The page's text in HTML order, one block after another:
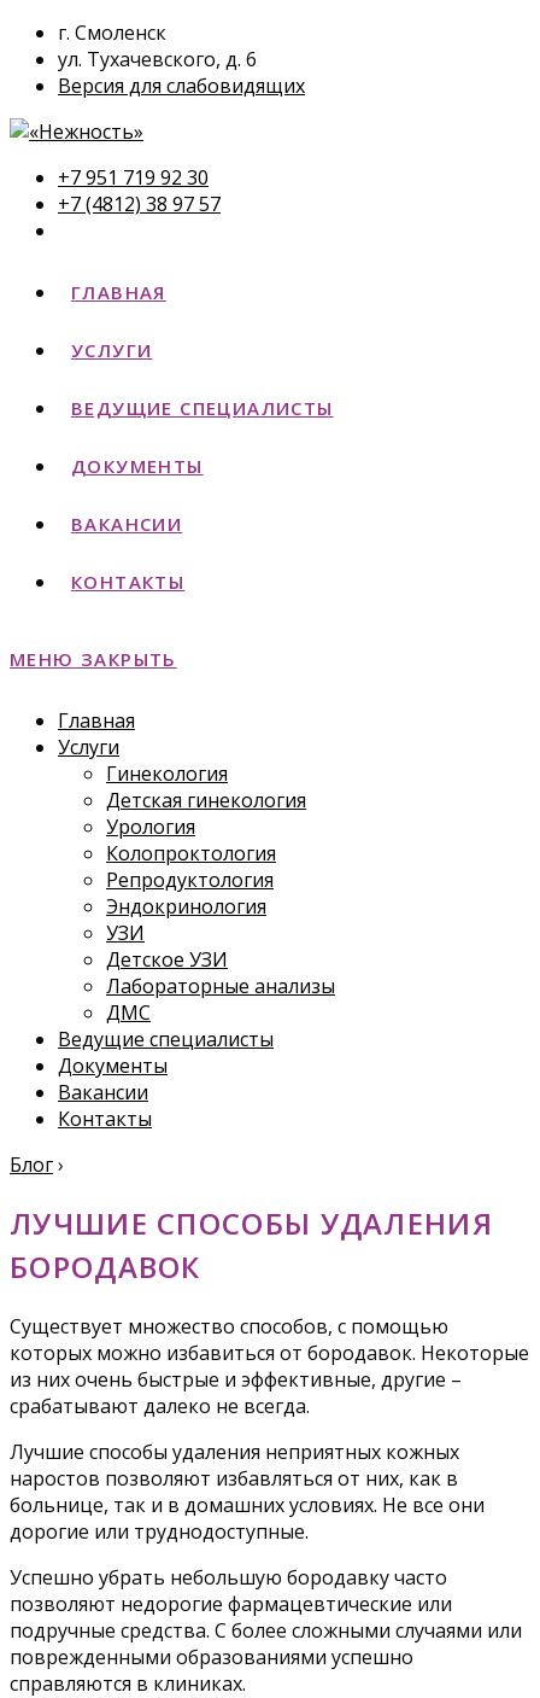
г. Смоленск
ул. Тухачевского, д. 6
Версия для слабовидящих
+7 951 719 92 30
+7 (4812) 38 97 57
ГЛАВНАЯ
УСЛУГИ
ВЕДУЩИЕ СПЕЦИАЛИСТЫ
ДОКУМЕНТЫ
ВАКАНСИИ
КОНТАКТЫ
МЕНЮ ЗАКРЫТЬ
Главная
Услуги
Гинекология
Детская гинекология
Урология
Колопроктология
Репродуктология
Эндокринология
УЗИ
Детское УЗИ
Лабораторные анализы
ДМС
Ведущие специалисты
Документы
Вакансии
Контакты
Блог›
ЛУЧШИЕ СПОСОБЫ УДАЛЕНИЯ
БОРОДАВОК
Существует множество способов, с помощью
которых можно избавиться от бородавок. Некоторые
из них очень быстрые и эффективные, другие –
срабатывают далеко не всегда.
Лучшие способы удаления неприятных кожных
наростов позволяют избавляться от них, как в
больнице, так и в домашних условиях. Не все они
дорогие или труднодоступные.
Успешно убрать небольшую бородавку часто
позволяют недорогие фармацевтические или
подручные средства. С более сложными случаями или
поврежденными образованиями успешно
справляются в клиниках.